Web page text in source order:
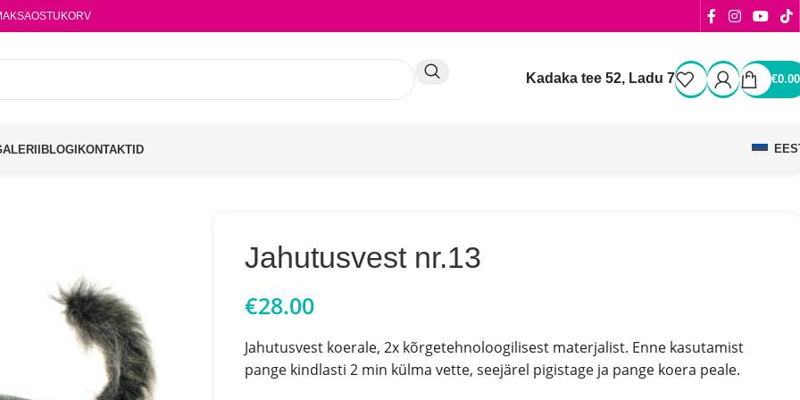
OSTUKORV
Kadaka tee 52, Ladu 7 €0.00
BLOGIKONTAKTID
Jahutusvest nr.13
€28.00
Jahutusvest koerale, 2x kõrgetehnoloogilisest materjalist. Enne kasutamist
pange kindlasti 2 min külma vette, seejärel pigistage ja pange koera peale.